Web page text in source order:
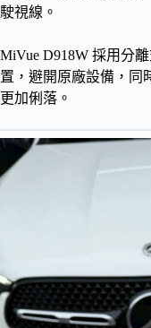
駛視線。
MiVue D918W 採用分
置，避開原廠設備，同
更加俐落。